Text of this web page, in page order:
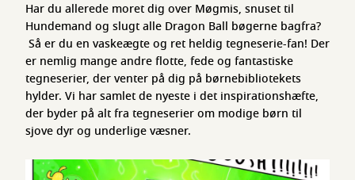
Har du allerede moret dig over Møgmis, snuset til
Hundemand og slugt alle Dragon Ball bøgerne bagfra?
Så er du en vaskeægte og ret heldig tegneserie-fan! Der
er nemlig mange andre flotte, fede og fantastiske
tegneserier, der venter på dig på børnebibliotekets
hylder. Vi har samlet de nyeste i det inspirationshæfte,
der byder på alt fra tegneserier om modige børn til
sjove dyr og underlige væsner.